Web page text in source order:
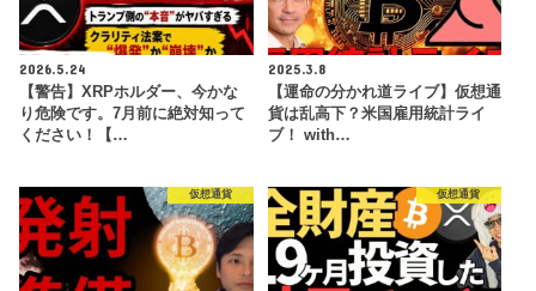
2026.5.24
【警告】XRPホルダー、今かな
り危険です。7月前に絶対知って
ください！【…
2025.3.8
【運命の分かれ道ライブ】仮想通
貨は乱高下？米国雇用統計ライ
ブ！ with…
仮想通貨 仮想通貨